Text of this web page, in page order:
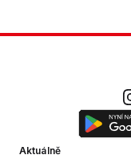
Aktuálně